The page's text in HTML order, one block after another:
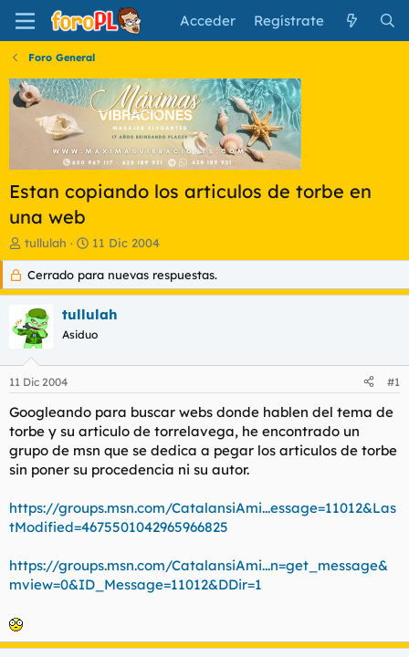
Acceder Regístrate
Foro General
Estan copiando los articulos de torbe en
una web
I
n
c
a
d
o
d
t
e
m
tullulah
F
e
c
h
a
d
e
i
o
11 Dic 2004
Cerrado para nuevas respuestas.
tullulah
Asiduo
11 Dic 2004 #1
Googleando para buscar webs donde hablen del tema de
torbe y su articulo de torrelavega, he encontrado un
grupo de msn que se dedica a pegar los articulos de torbe
sin poner su procedencia ni su autor.
https://groups.msn.com/CatalansiAmi...essage=11012&Las
tModified=4675501042965966825
https://groups.msn.com/CatalansiAmi...n=get_message&
mview=0&ID_Message=11012&DDir=1